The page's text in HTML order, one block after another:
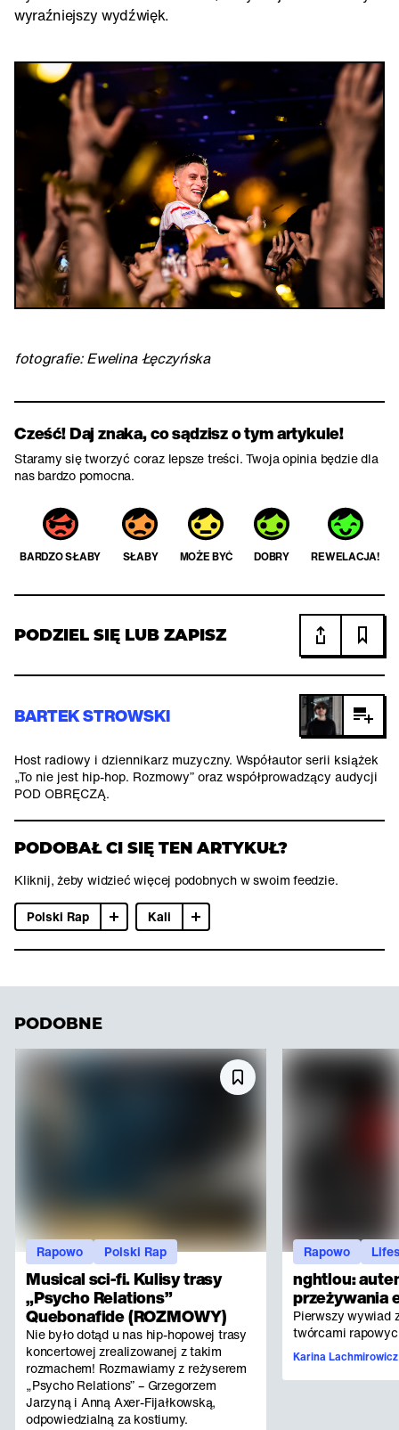
wyraźniejszy wydźwięk.
fotografie: Ewelina Łęczyńska
Cześć! Daj znaka, co sądzisz o tym artykule!
Staramy się tworzyć coraz lepsze treści. Twoja opinia będzie dla
nas bardzo pomocna.
BARDZO SŁABY SŁABY MOŻE BYĆ DOBRY REWELACJA!
PODZIEL SIĘ LUB ZAPISZ
BARTEK STROWSKI
Host radiowy i dziennikarz muzyczny. Współautor serii książek
„To nie jest hip-hop. Rozmowy” oraz współprowadzący audycji
POD OBRĘCZĄ.
PODOBAŁ CI SIĘ TEN ARTYKUŁ?
Kliknij, żeby widzieć więcej podobnych w swoim feedzie.
Polski Rap
Kali
PODOBNE
Musical sci-fi. Kulisy trasy
„Psycho Relations”
Quebonafide (ROZMOWY)
Nie było dotąd u nas hip-hopowej trasy
koncertowej zrealizowanej z takim
rozmachem! Rozmawiamy z reżyserem
„Psycho Relations” – Grzegorzem
Jarzyną i Anną Axer-Fijałkowską,
odpowiedzialną za kostiumy.
Rapowo Polski Rap
nghtlou:
przeżywania
Pierwszy wywiad
twórcami
Karina Lachmirowicz
Rapowo